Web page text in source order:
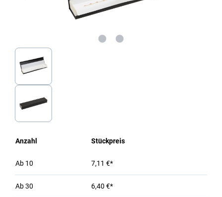
Anzahl Stückpreis
Ab 10 7,11 €*
Ab30 6,40 €*